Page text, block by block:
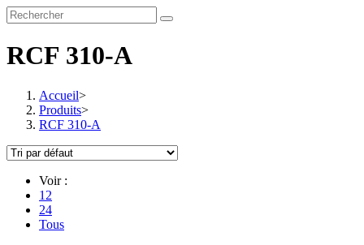
RCF 310-A
Accueil>
Produits>
RCF 310-A
Voir :
12
24
Tous